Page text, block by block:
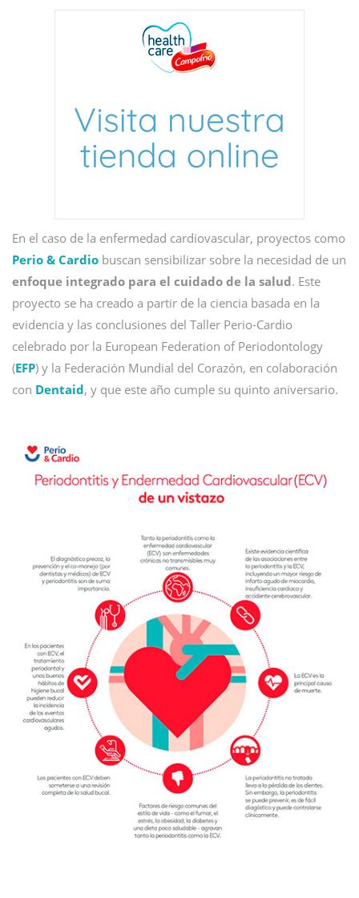
En el caso de la enfermedad cardiovascular, proyectos como
Perio & Cardio buscan sensibilizar sobre la necesidad de un
enfoque integrado para el cuidado de la salud. Este
proyecto se ha creado a partir de la ciencia basada en la
evidencia y las conclusiones del Taller Perio-Cardio
celebrado por la European Federation of Periodontology
(EFP) y la Federación Mundial del Corazón, en colaboración
con Dentaid, y que este año cumple su quinto aniversario.